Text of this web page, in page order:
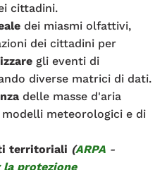
cittadini.
dei miasmi olfattivi,
dei cittadini per
gli eventi di
diverse matrici di dati.
delle masse d'aria
meteorologici e di
territoriali (ARPA -
la protezione